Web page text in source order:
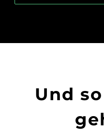
Und